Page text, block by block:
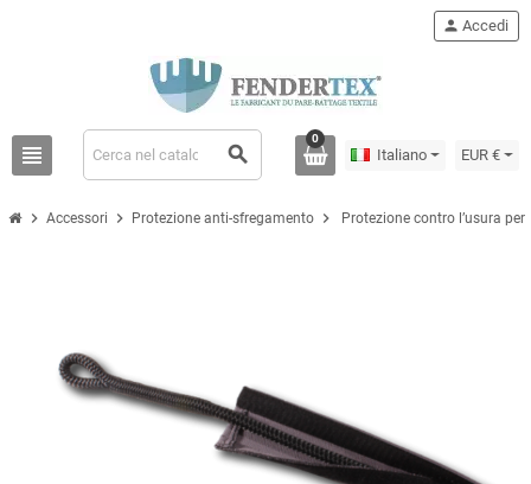
view_headline search
person Accedi
0
Italiano EUR €
chevron_right Accessori chevron_right Protezione anti-sfregamento chevron_right Protezione contro l’usura